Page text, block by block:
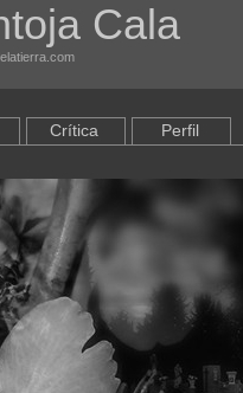
Cala
Crítica Perfil